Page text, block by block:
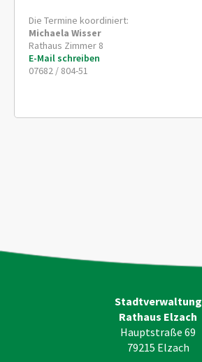
Die Termine koordiniert:
Michaela Wisser
Rathaus Zimmer 8
E-Mail schreiben
07682 / 804-51
Stadtverwaltung
Rathaus Elzach
Hauptstraße 69
79215 Elzach